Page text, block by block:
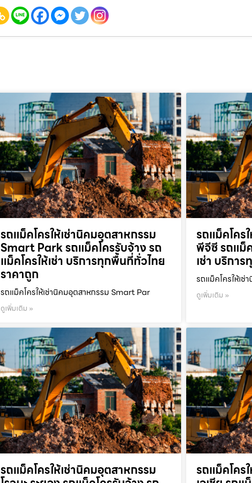
รถแม็คโครให้เช่านิคมอุตสาหกรรม
Smart Park รถแม็คโครรับจ้าง รถ
แม็คโครให้เช่า บริการทุกพื้นที่ทั่วไทย
ราคาถูก
รถแม็คโครให้เช่านิคมอุตสาหกรรม Smart Par
ดูเพิ่มเติม »
รถแม็คโคร
พีจีซี รถแม็
เช่า บริกา
รถแม็คโครให้เ
ดูเพิ่มเติม »
รถแม็คโครให้เช่านิคมอุตสาหกรรม รถแม็คโคร